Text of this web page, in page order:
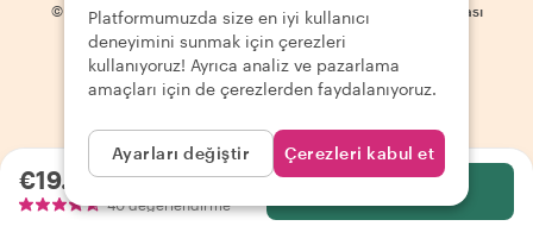
€19.12 kişi başı
40 değerlendirme
© 2026 Withlocals.com Gizlilik Politikası | Site haritası
Platformumuzda size en iyi kullanıcı
deneyimini sunmak için çerezleri
kullanıyoruz! Ayrıca analiz ve pazarlama
amaçları için de çerezlerden faydalanıyoruz.
Ayarları değiştir Çerezleri kabul et